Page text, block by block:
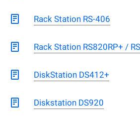
Rack Station RS-406
Rack Station RS820RP+ /
DiskStation DS412+
Diskstation DS920